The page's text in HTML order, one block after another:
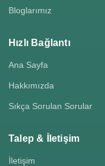
Bloglarımız
Hızlı Bağlantı
Ana Sayfa
Hakkımızda
Sıkça Sorulan Sorular
Talep & İletişim
İletişim